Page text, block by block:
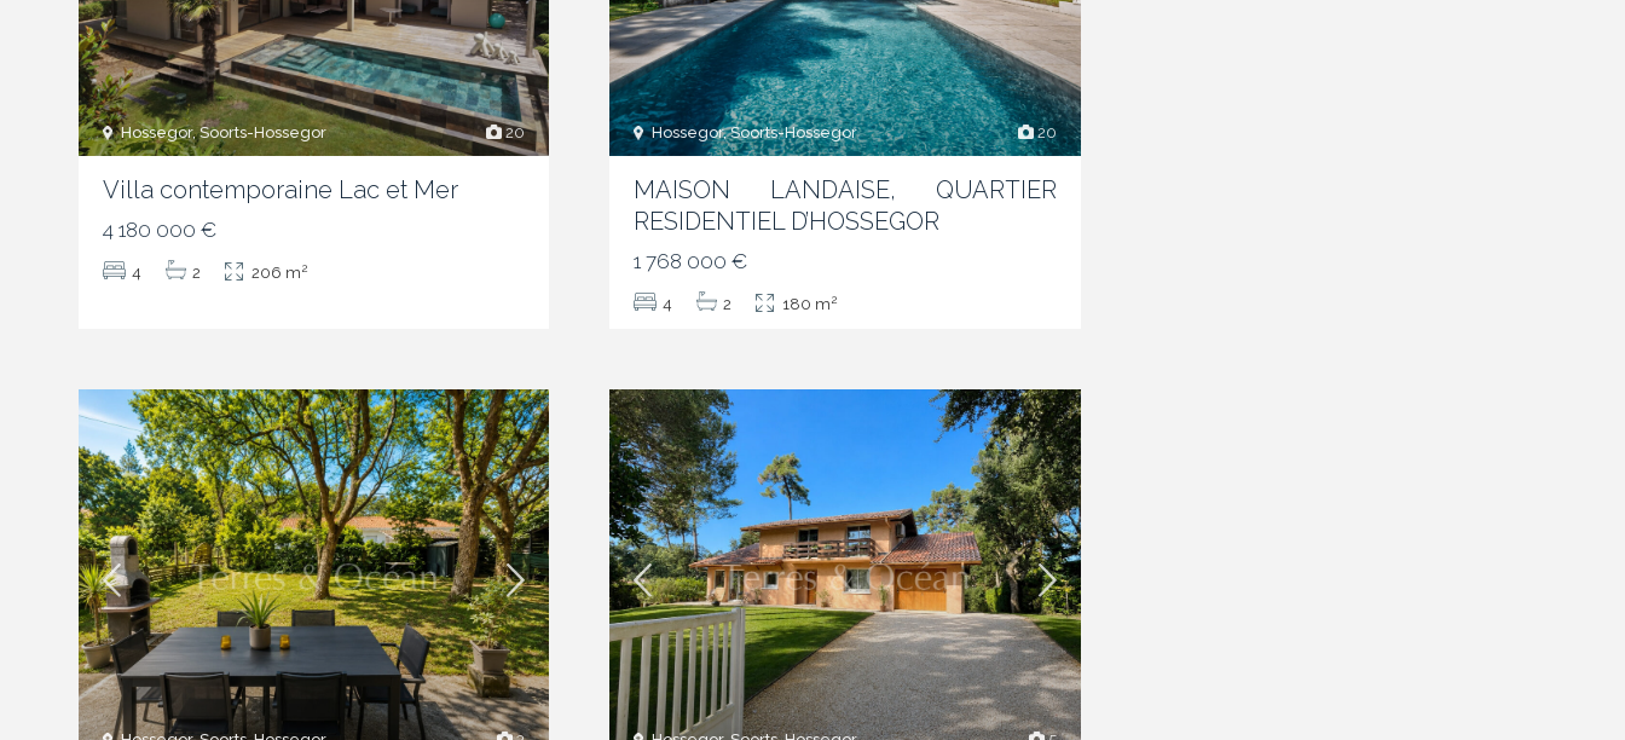
20
Hossegor, Soorts-Hossegor
Villa contemporaine Lac et Mer
4 180 000 €
4 2 206 m2
20
Hossegor, Soorts-Hossegor
MAISON LANDAISE, QUARTIER
RESIDENTIEL D’HOSSEGOR
1 768 000 €
4 2 180 m2